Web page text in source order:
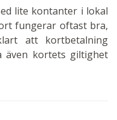
lite kontanter i lokal
fungerar oftast bra,
att kortbetalning
även kortets giltighet